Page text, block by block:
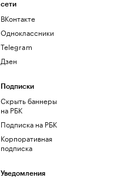
сети
ВКонтакте
Одноклассники
Telegram
Дзен
Подписки
Скрыть баннеры
на РБК
Подписка на РБК
Корпоративная
подписка
Уведомления